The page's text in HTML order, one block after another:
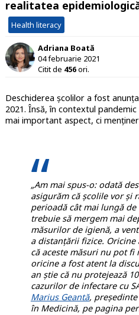
realitatea
Health literacy
Adriana Boată
04 februarie 2021
Citit de 456ori.
Deschiderea școlilor a fost
2021. Însă, în contextul
mai important aspect, ci
„Am mai spus-o: odată
asigurăm că școlile vor și
perioadă cât mai lungă
trebuie să mergem mai
măsurilor de igienă, a
a distanțării fizice.
că aceste măsuri nu pot fi
oricine a fost atent la
an știe că nu protejează
cazurilor de infectare cu
Marius Geantă,
în Medicină, pe pagina